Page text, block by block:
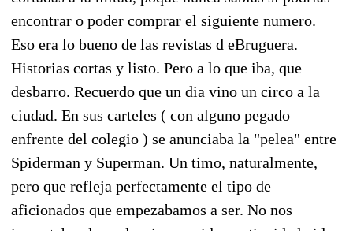
encontrar o poder comprar el siguiente numero.
Eso era lo bueno de las revistas d eBruguera.
Historias cortas y listo. Pero a lo que iba, que
desbarro. Recuerdo que un dia vino un circo a la
ciudad. En sus carteles ( con alguno pegado
enfrente del colegio ) se anunciaba la "pelea" entre
Spiderman y Superman. Un timo, naturalmente,
pero que refleja perfectamente el tipo de
aficionados que empezabamos a ser. No nos